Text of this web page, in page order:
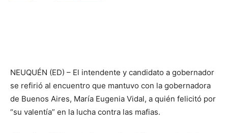
NEUQUÉN (ED) – El intendente y candidato a gobernador
se refirió al encuentro que mantuvo con la gobernadora
de Buenos Aires, María Eugenia Vidal, a quién felicitó por
“su valentía” en la lucha contra las mafias.